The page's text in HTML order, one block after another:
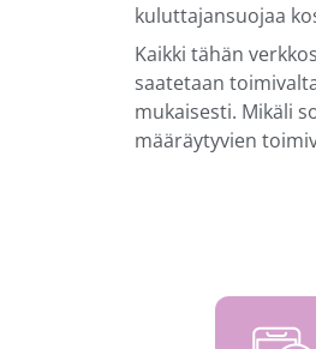
kuluttajansuojaa
Kaikki tähän
saatetaan
mukaisesti. Mikäli
määräytyvien